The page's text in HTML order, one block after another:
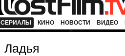
СЕРИАЛЫ КИНО НОВОСТИ ВИДЕО
Ладья